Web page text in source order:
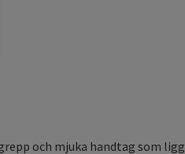
och mjuka handtag som